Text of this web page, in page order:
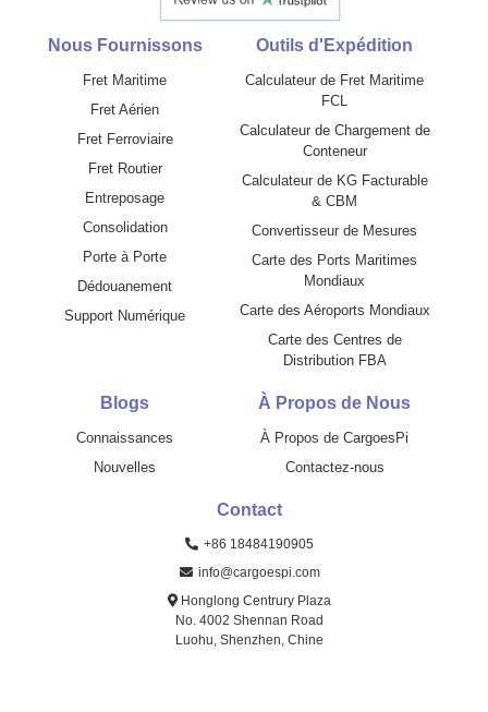
Nous Fournissons
Fret Maritime
Fret Aérien
Fret Ferroviaire
Fret Routier
Entreposage
Consolidation
Porte à Porte
Dédouanement
Support Numérique
Outils d'Expédition
Calculateur de Fret Maritime
FCL
Calculateur de Chargement de
Conteneur
Calculateur de KG Facturable
& CBM
Convertisseur de Mesures
Carte des Ports Maritimes
Mondiaux
Carte des Aéroports Mondiaux
Carte des Centres de
Distribution FBA
Blogs
Connaissances
Nouvelles
À Propos de Nous
À Propos de CargoesPi
Contactez-nous
Contact
+86 18484190905
info@cargoespi.com
Honglong Centrury Plaza
No. 4002 Shennan Road
Luohu, Shenzhen, Chine